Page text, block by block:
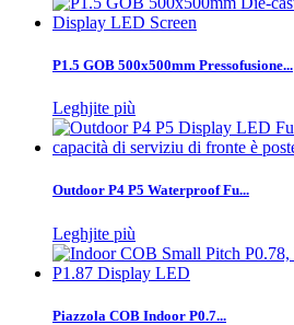
P1.5 GOB 500x500mm Pressofusione...
Leghjite più
Outdoor P4 P5 Waterproof Fu...
Leghjite più
Piazzola COB Indoor P0.7...